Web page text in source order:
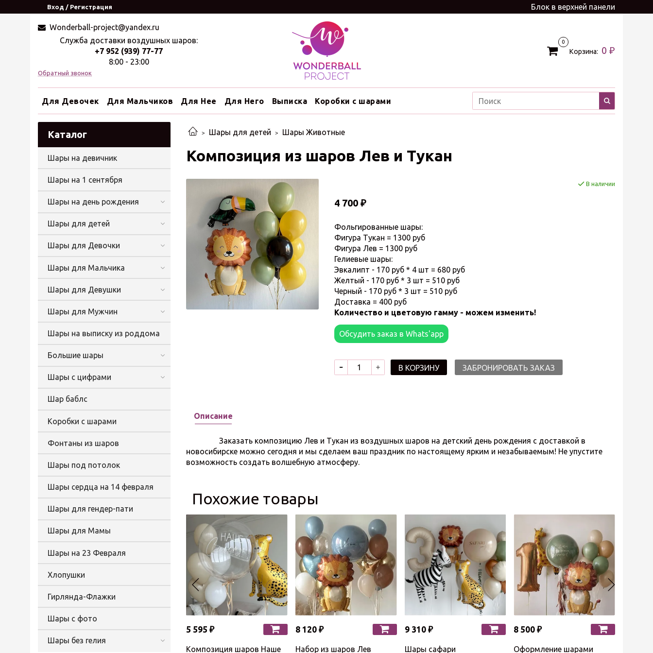
Вход / Регистрация Блок в верхней панели
Wonderball-project@yandex.ru
Служба доставки воздушных шаров:
+7 952 (939) 77-77
8:00 - 23:00
Обратный звонок
0
Корзина: 0 ₽
Для Девочек Для Мальчиков Для Нее Для Него Выписка Коробки с шарами
Шары для детей Шары Животные
Композиция из шаров Лев и Тукан
В наличии
4 700 ₽
Фольгированные шары:
Фигура Тукан = 1300 руб
Фигура Лев = 1300 руб
Гелиевые шары:
Эвкалипт - 170 руб * 4 шт = 680 руб
Желтый - 170 руб * 3 шт = 510 руб
Черный - 170 руб * 3 шт = 510 руб
Доставка = 400 руб
Количество и цветовую гамму - можем изменить!
Обсудить заказ в Whats'app
В КОРЗИНУ ЗАБРОНИРОВАТЬ ЗАКАЗ
Описание
Заказать композицию Лев и Тукан из воздушных шаров на детский день рождения с доставкой в
новосибирске можно сегодня и мы сделаем ваш праздник по настоящему ярким и незабываемым! Не упустите
возможность создать волшебную атмосферу.
Похожие товары
5 595 ₽
Композиция шаров Наше
8 120 ₽
Набор из шаров Лев
9 310 ₽
Шары сафари
8 500 ₽
Оформление шарами
Каталог
Шары на девичник
Шары на 1 сентября
Шары на день рождения
Шары для детей
Шары для Девочки
Шары для Мальчика
Шары для Девушки
Шары для Мужчин
Шары на выписку из роддома
Большие шары
Шары с цифрами
Шар баблс
Коробки с шарами
Фонтаны из шаров
Шары под потолок
Шары сердца на 14 февраля
Шары для гендер-пати
Шары для Мамы
Шары на 23 Февраля
Хлопушки
Гирлянда-Флажки
Шары с фото
Шары без гелия